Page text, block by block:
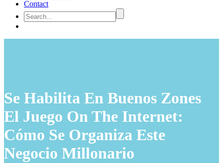
Contact
Se Habilita En Buenos Zones
El Juego On The Internet:
Cómo Se Organiza Este
Negocio Millonario